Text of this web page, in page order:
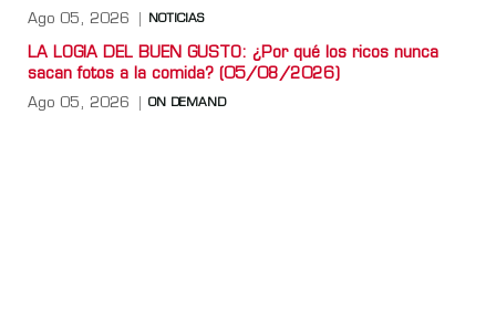
Ago 05, 2026 NOTICIAS
LA LOGIA DEL BUEN GUSTO: ¿Por qué los ricos nunca
sacan fotos a la comida? (05/08/2026)
Ago 05, 2026 ON DEMAND